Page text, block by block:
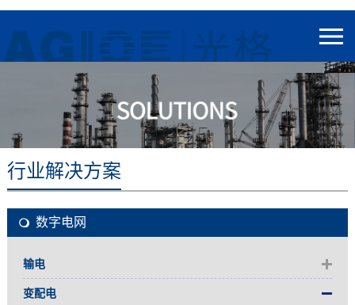
行业解决方案
数字电网
输电
变配电